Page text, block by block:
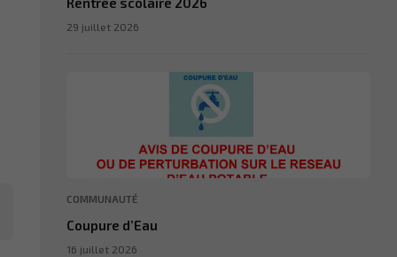
29 juillet 2026
COMMUNAUTÉ
Coupure d’Eau
16 juillet 2026